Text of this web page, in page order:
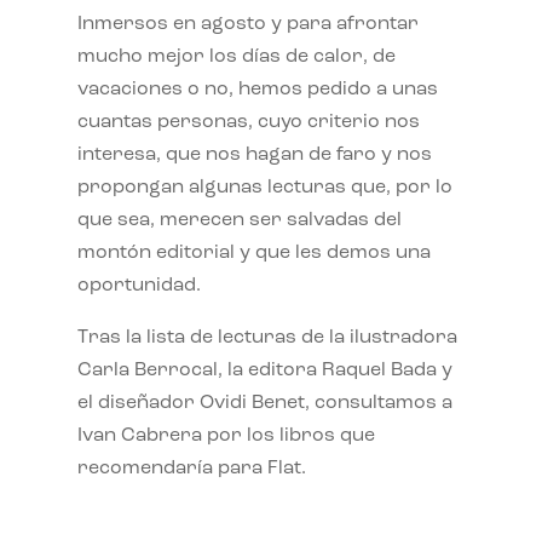
Inmersos en agosto y para afrontar
mucho mejor los días de calor, de
vacaciones o no, hemos pedido a unas
cuantas personas, cuyo criterio nos
interesa, que nos hagan de faro y nos
propongan algunas lecturas que, por lo
que sea, merecen ser salvadas del
montón editorial y que les demos una
oportunidad.
Tras la lista de lecturas de la ilustradora
Carla Berrocal, la editora Raquel Bada y
el diseñador Ovidi Benet, consultamos a
Ivan Cabrera por los libros que
recomendaría para Flat.